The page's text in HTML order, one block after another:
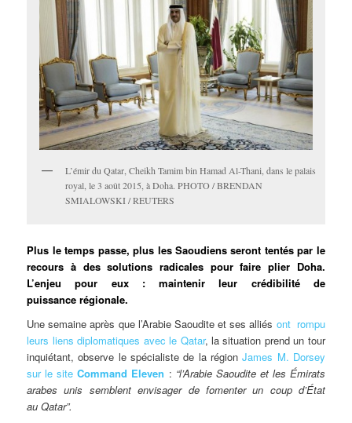
L’émir du Qatar, Cheikh Tamim bin Hamad Al-Thani, dans le palais
royal, le 3 août 2015, à Doha. PHOTO / BRENDAN
SMIALOWSKI / REUTERS
Plus le temps passe, plus les Saoudiens seront tentés par le
recours à des solutions radicales pour faire plier Doha.
L’enjeu pour eux : maintenir leur crédibilité de
puissance régionale.
Une semaine après que l’Arabie Saoudite et ses alliés ont rompu
leurs liens diplomatiques avec le Qatar, la situation prend un tour
inquiétant, observe le spécialiste de la régionJames M. Dorsey
sur le siteCommand Eleven : “l’Arabie Saoudite et les Émirats
arabes unis semblent envisager de fomenter un coup d’État
au Qatar”.